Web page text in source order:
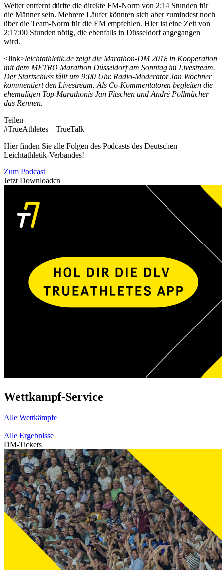
Weiter entfernt dürfte die direkte EM-Norm von 2:14 Stunden für
die Männer sein. Mehrere Läufer könnten sich aber zumindest noch
über die Team-Norm für die EM empfehlen. Hier ist eine Zeit von
2:17:00 Stunden nötig, die ebenfalls in Düsseldorf angegangen
wird.
<link>leichtathletik.de zeigt die Marathon-DM 2018 in Kooperation
mit dem METRO Marathon Düsseldorf am Sonntag im Livestream.
Der Startschuss fällt um 9:00 Uhr. Radio-Moderator Jan Wochner
kommentiert den Livestream. Als Co-Kommentatoren begleiten die
ehemaligen Top-Marathonis Jan Fitschen und André Pollmächer
das Rennen.
Teilen
#TrueAthletes – TrueTalk
Hier finden Sie alle Folgen des Podcasts des Deutschen
Leichtathletik-Verbandes!
Zum Podcast
Jetzt Downloaden
Wettkampf-Service
Alle Wettkämpfe
Alle Ergebnisse
DM-Tickets